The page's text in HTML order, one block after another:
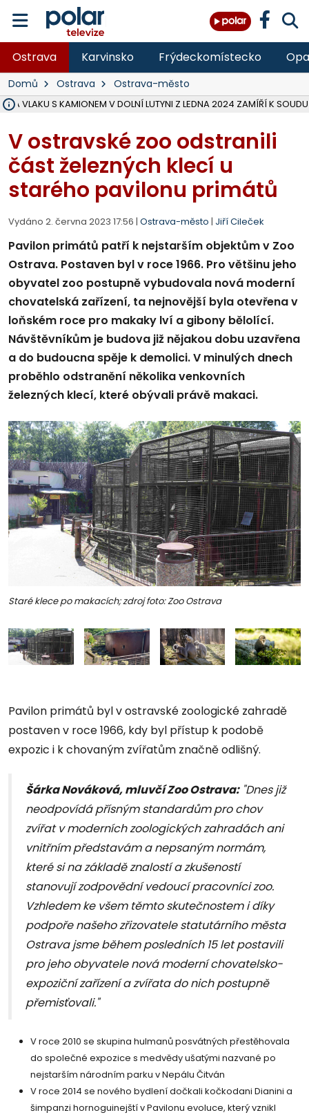
Ostrava Karvinsko Frýdeckomístecko
Domů Ostrava Ostrava-město
VLAKU S KAMIONEM V DOLNÍ LUTYNI Z LEDNA 2024 ZAMÍŘÍ K SOUDU
V ostravské zoo odstranili
část železných klecí u
starého pavilonu primátů
Vydáno 2. června 2023 17:56 | Ostrava-město | Jiří Cileček
Pavilon primátů patří k nejstarším objektům v Zoo
Ostrava. Postaven byl v roce 1966. Pro většinu jeho
obyvatel zoo postupně vybudovala nová moderní
chovatelská zařízení, ta nejnovější byla otevřena v
loňském roce pro makaky lví a gibony bělolící.
Návštěvníkům je budova již nějakou dobu uzavřena
a do budoucna spěje k demolici. V minulých dnech
proběhlo odstranění několika venkovních
železných klecí, které obývali právě makaci.
Staré klece po makacích; zdroj foto: Zoo Ostrava
Pavilon primátů byl v ostravské zoologické zahradě
postaven v roce 1966, kdy byl přístup k podobě
expozic i k chovaným zvířatům značně odlišný.
Šárka Nováková, mluvčí Zoo Ostrava:"Dnes již
neodpovídá přísným standardům pro chov
zvířat v moderních zoologických zahradách ani
vnitřním představám a nepsaným normám,
které si na základě znalostí a zkušeností
stanovují zodpovědní vedoucí pracovníci zoo.
Vzhledem ke všem těmto skutečnostem i díky
podpoře našeho zřizovatele statutárního města
Ostrava jsme během posledních 15 let postavili
pro jeho obyvatele nová moderní chovatelsko-
expoziční zařízení a zvířata do nich postupně
přemisťovali."
V roce 2010 se skupina hulmanů posvátných přestěhovala
do společné expozice s medvědy ušatými nazvané po
nejstarším národním parku v Nepálu Čitván
V roce 2014 se nového bydlení dočkali kočkodani Dianini a
šimpanzi hornoguinejští v Pavilonu evoluce, který vznikl